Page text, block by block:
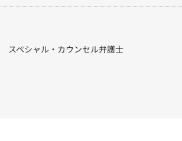
スペシャル・カウンセル弁護士